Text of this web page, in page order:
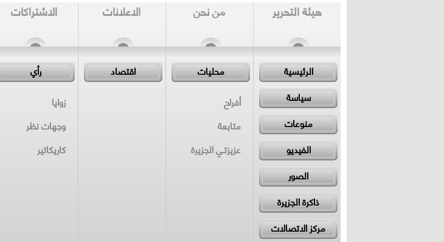
هيئة التحرير من نحن الاعلانات الاشتراكات
الرئيسية
سياسة
منوعات
الفيديو
الصور
ذاكرة الجزيرة
مركز الاتصالات
محليات
أفراح
متابعة
عزيزتـي الجزيرة
اقتصاد
رأي
زوايا
وجهات نظر
كاريكاتير